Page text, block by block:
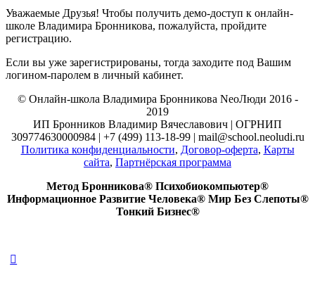
Уважаемые Друзья! Чтобы получить демо-доступ к онлайн-
школе Владимира Бронникова, пожалуйста, пройдите
регистрацию.
Если вы уже зарегистрированы, тогда заходите под Вашим
логином-паролем в личный кабинет.
© Онлайн-школа Владимира Бронникова NeoЛюди 2016 -
2019
ИП Бронников Владимир Вячеславович | ОГРНИП
309774630000984 | +7 (499) 113-18-99 | mail@school.neoludi.ru
Политика конфиденциальности, Договор-оферта, Карты
сайта, Партнёрская программа
Метод Бронникова® Психобиокомпьютер®
Информационное Развитие Человека® Мир Без Слепоты®
Тонкий Бизнес®